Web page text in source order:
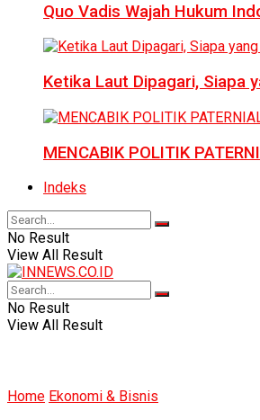
Quo Vadis Wajah Hukum
Ketika Laut Dipagari, Siapa
MENCABIK POLITIK
Indeks
No Result
View All Result
No Result
View All Result
Home Ekonomi & Bisnis